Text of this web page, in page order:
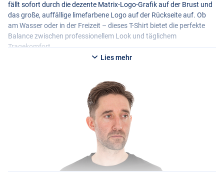
fällt sofort durch die dezente Matrix-Logo-Grafik auf der Brust und
das große, auffällige limefarbene Logo auf der Rückseite auf. Ob
am Wasser oder in der Freizeit – dieses T-Shirt bietet die perfekte
Balance zwischen professionellem Look und täglichem
Tragekomfort.
Lies mehr